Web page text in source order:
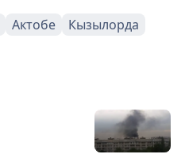
Актобе
Кызылорда